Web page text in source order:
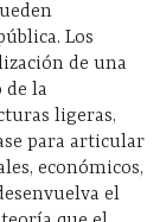
Los
de una
de la
ligeras,
para articular
económicos,
el